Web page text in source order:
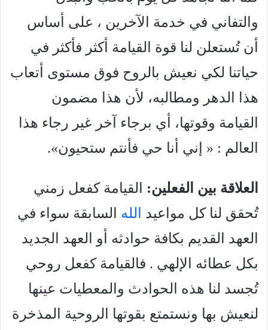
والتفاني في خدمة الآخرين ، علی أساس
أن تُستعلن لنا قوة القيامة أكثر فأكثر في
حياتنا لكي نعيش بالروح فوق مستوى أتعاب
هذا الدهر ومطالبه، لأن هذا مضمون
القيامة وقوتها، أي برجاء آخر غير رجاء هذا
العالم : « إني أنا حي فأنتم ستحيون».
العلاقة بين الفعلين: القيامة كفعل زمني
تُحقق لنا كل مواعيد
الله السابقة سواء في
العهد القديم بكافة حوادثه أو العهد الجديد
بكل عطائه الإلهي . فالقيامة كفعل روحي
تُجسد لنا هذه الحوادث والمعطيات عينها
لنعيش بها ونستمتع بقوتها الروحية المذخرة